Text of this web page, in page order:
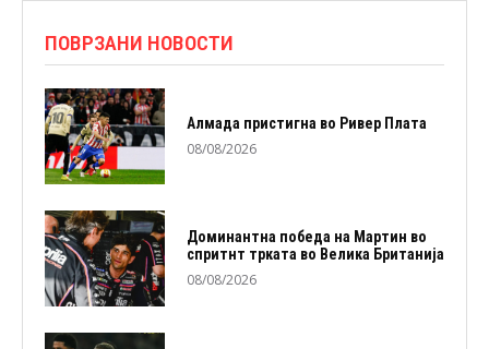
ПОВРЗАНИ НОВОСТИ
Алмада пристигна во Ривер Плата
08/08/2026
Доминантна победа на Мартин во
спритнт трката во Велика Британија
08/08/2026